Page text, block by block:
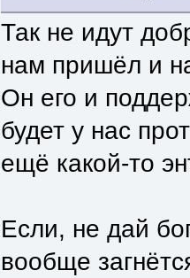
Так не идут
нам пришёл и
Он его и
будет у нас
ещё какой-то
Если, не дай
вообще